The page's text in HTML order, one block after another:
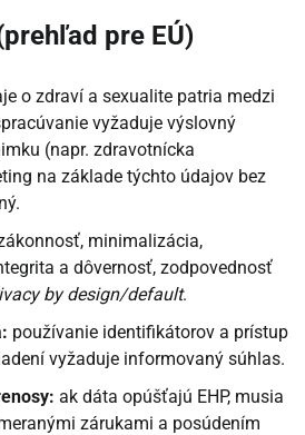
pre EÚ)
o zdraví a sexualite patria medzi
vyžaduje výslovný
(napr. zdravotnícka
na základe týchto údajov bez
minimalizácia,
a dôvernosť, zodpovednosť
by design/default.
používanie identifikátorov a prístup
vyžaduje informovaný súhlas.
ak dáta opúšťajú EHP, musia
zárukami a posúdením